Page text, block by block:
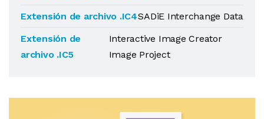
Extensión de archivo .IC4SADiE Interchange Data
Extensión de
archivo .IC5
Interactive Image Creator
Image Project